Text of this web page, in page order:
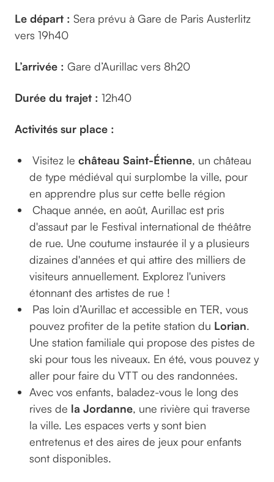
Le départ : Sera prévu à Gare de Paris Austerlitz
vers 19h40
L’arrivée : Gare d’Aurillac vers 8h20
Durée du trajet : 12h40
Activités sur place :
Visitez le château Saint-Étienne, un château
de type médiéval qui surplombe la ville, pour
en apprendre plus sur cette belle région
Chaque année, en août, Aurillac est pris
d'assaut par le Festival international de théâtre
de rue. Une coutume instaurée il y a plusieurs
dizaines d'années et qui attire des milliers de
visiteurs annuellement. Explorez l'univers
étonnant des artistes de rue !
Pas loin d’Aurillac et accessible en TER, vous
pouvez profiter de la petite station du Lorian.
Une station familiale qui propose des pistes de
ski pour tous les niveaux. En été, vous pouvez y
aller pour faire du VTT ou des randonnées.
Avec vos enfants, baladez-vous le long des
rives de la Jordanne, une rivière qui traverse
la ville. Les espaces verts y sont bien
entretenus et des aires de jeux pour enfants
sont disponibles.